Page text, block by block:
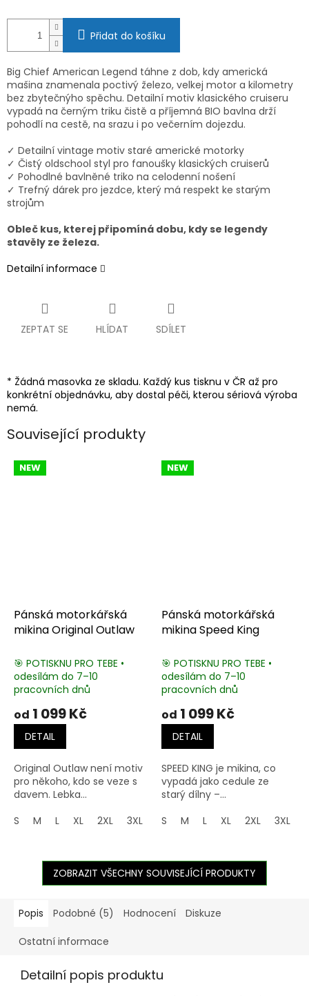
Přidat do košíku
Big Chief American Legend táhne z dob, kdy americká
mašina znamenala poctivý železo, velkej motor a kilometry
bez zbytečnýho spěchu. Detailní motiv klasického cruiseru
vypadá na černým triku čistě a příjemná BIO bavlna drží
pohodlí na cestě, na srazu i po večerním dojezdu.
✓ Detailní vintage motiv staré americké motorky
✓ Čistý oldschool styl pro fanoušky klasických cruiserů
✓ Pohodlné bavlněné triko na celodenní nošení
✓ Trefný dárek pro jezdce, který má respekt ke starým
strojům
Obleč kus, kterej připomíná dobu, kdy se legendy
stavěly ze železa.
Detailní informace
ZEPTAT SE HLÍDAT SDÍLET
* Žádná masovka ze skladu. Každý kus tisknu v ČR až pro
konkrétní objednávku, aby dostal péči, kterou sériová výroba
nemá.
Související produkty
NEW
Pánská motorkářská
mikina Original Outlaw
🎯 POTISKNU PRO TEBE •
odesílám do 7–10
pracovních dnů
od 1 099 Kč
DETAIL
Original Outlaw není motiv
pro někoho, kdo se veze s
davem. Lebka...
S
M L XL 2XL 3XL 4XL 5XL
NEW
Pánská motorkářská
mikina Speed King
🎯 POTISKNU PRO TEBE •
odesílám do 7–10
pracovních dnů
od 1 099 Kč
DETAIL
SPEED KING je mikina, co
vypadá jako cedule ze
starý dílny –...
S
M L XL 2XL 3XL
ZOBRAZIT VŠECHNY SOUVISEJÍCÍ PRODUKTY
Popis Podobné (5) Hodnocení Diskuze
Ostatní informace
Detailní popis produktu